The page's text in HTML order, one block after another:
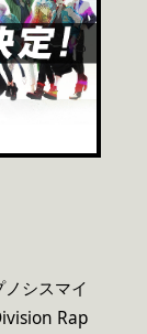
シスマイ
Rap